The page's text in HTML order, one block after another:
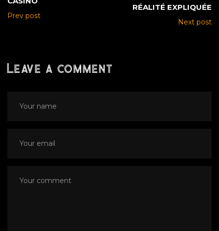
Prev post
RÉALITÉ EXPLIQUÉE
Next post
Leave a comment